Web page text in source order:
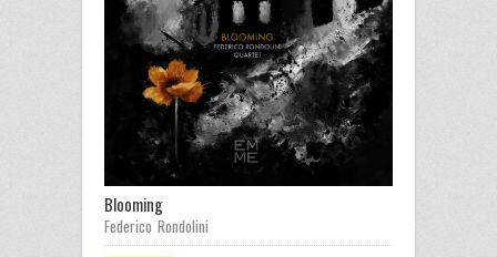
Blooming
Federico Rondolini